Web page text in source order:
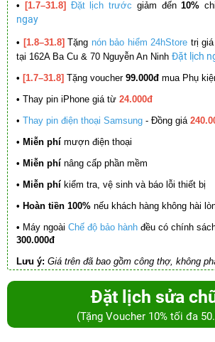
• [1.7–31.8] Đặt lịch trước giảm đến10%
ngay
• [1.8–31.8] Tặng nón bảo hiểm 24hStore trị giá
tại 162A Ba Cu & 70 Nguyễn An Ninh Đặt lịch
• [1.7–31.8] Tặng voucher 99.000đ mua Phụ
• Thay pin iPhone giá từ 24.000đ
• Thay pin điện thoại Samsung - Đồng giá
• Miễn phí mượn điện thoại
• Miễn phí nâng cấp phần mềm
• Miễn phí kiểm tra, vệ sinh và báo lỗi thiết bị
• Hoàn tiền 100% nếu khách hàng không hài
• Máy ngoài Chế độ bảo hành đều có chính
300.000đ
Lưu ý: Giá trên đã bao gồm công thợ, không
Đặt lịch sửa
(Tặng Voucher 10% tối đa